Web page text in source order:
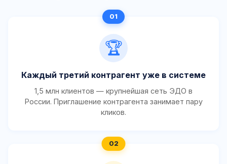
🏆
Каждый третий контрагент уже в системе
1,5 млн клиентов — крупнейшая сеть ЭДО в
России. Приглашение контрагента занимает пару
кликов.